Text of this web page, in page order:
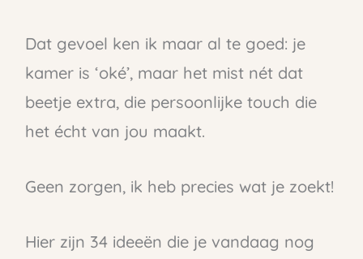
Dat gevoel ken ik maar al te goed: je
kamer is ‘oké’, maar het mist nét dat
beetje extra, die persoonlijke touch die
het écht van jou maakt.
Geen zorgen, ik heb precies wat je zoekt!
Hier zijn 34 ideeën die je vandaag nog